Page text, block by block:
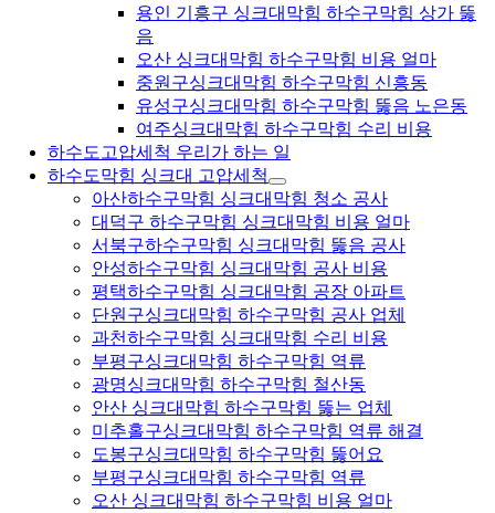
용인 기흥구 싱크대막힘 하수구막힘 상가 뚫
음
오산 싱크대막힘 하수구막힘 비용 얼마
중원구싱크대막힘 하수구막힘 신흥동
유성구싱크대막힘 하수구막힘 뚫음 노은동
여주싱크대막힘 하수구막힘 수리 비용
하수도고압세척 우리가 하는 일
하수도막힘 싱크대 고압세척
아산하수구막힘 싱크대막힘 청소 공사
대덕구 하수구막힘 싱크대막힘 비용 얼마
서북구하수구막힘 싱크대막힘 뚫음 공사
안성하수구막힘 싱크대막힘 공사 비용
평택하수구막힘 싱크대막힘 공장 아파트
단원구싱크대막힘 하수구막힘 공사 업체
과천하수구막힘 싱크대막힘 수리 비용
부평구싱크대막힘 하수구막힘 역류
광명싱크대막힘 하수구막힘 철산동
안산 싱크대막힘 하수구막힘 뚫는 업체
미추홀구싱크대막힘 하수구막힘 역류 해결
도봉구싱크대막힘 하수구막힘 뚫어요
부평구싱크대막힘 하수구막힘 역류
오산 싱크대막힘 하수구막힘 비용 얼마